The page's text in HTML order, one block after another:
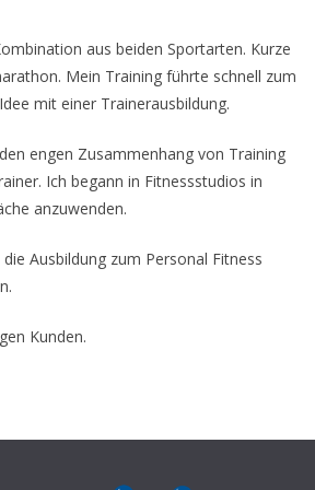
aus beiden Sportarten. Kurze
Mein Training führte schnell zum
mit einer Trainerausbildung.
engen Zusammenhang von Training
Ich begann in Fitnessstudios in
anzuwenden.
Ausbildung zum Personal Fitness
Kunden.
Teilnahme…
noch anmelden !